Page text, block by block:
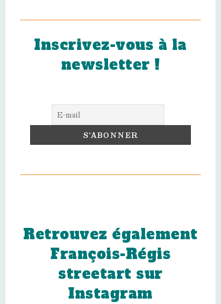
Inscrivez-vous à la
newsletter !
Retrouvez également
François-Régis
streetart sur
Instagram